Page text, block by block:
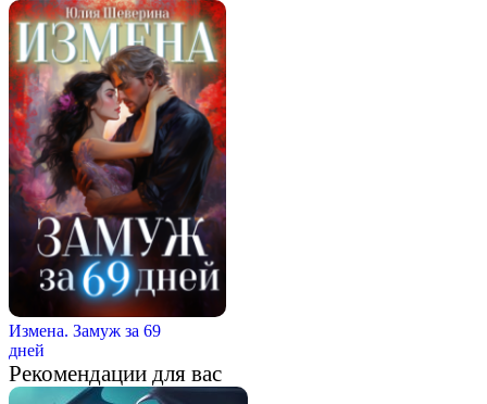
Измена. Замуж за 69
дней
Рекомендации для вас